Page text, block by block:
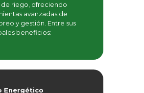
de riego, ofreciendo
avanzadas de
y gestión. Entre sus
beneficios:
Energético